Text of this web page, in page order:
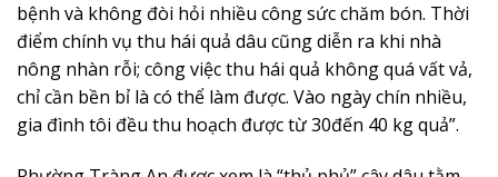
bệnh và không đòi hỏi nhiều công sức chăm bón. Thời
điểm chính vụ thu hái quả dâu cũng diễn ra khi nhà
nông nhàn rỗi; công việc thu hái quả không quá vất vả,
chỉ cần bền bỉ là có thể làm được. Vào ngày chín nhiều,
gia đình tôi đều thu hoạch được từ 30đến 40 kg quả”.